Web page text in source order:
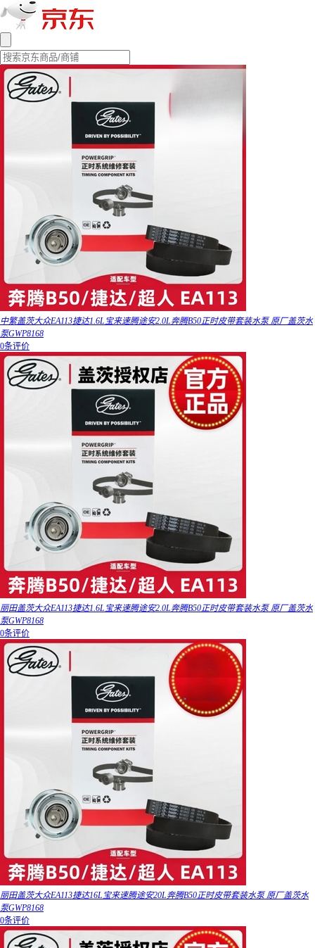
中繁盖茨大众EA113捷达1.6L宝来速腾途安2.0L奔腾B50正时皮带套装水泵 原厂盖茨水
泵GWP8168
0条评价
丽田盖茨大众EA113捷达1.6L宝来速腾途安2.0L奔腾B50正时皮带套装水泵 原厂盖茨水
泵GWP8168
0条评价
丽田盖茨大众EA113捷达16L宝来速腾途安20L奔腾B50正时皮带套装水泵 原厂盖茨水
泵GWP8168
0条评价